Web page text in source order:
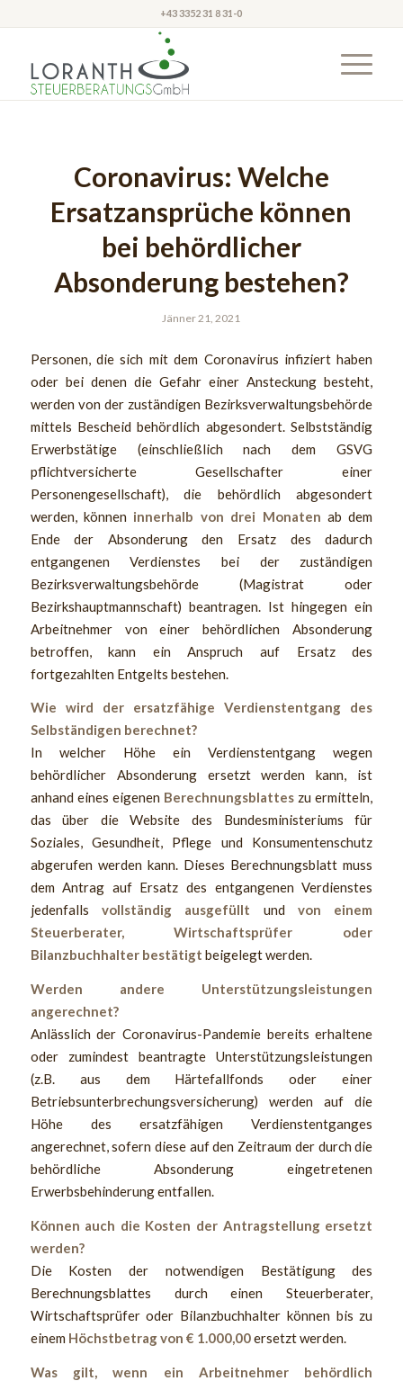
+43 3352 31 8 31-0
Coronavirus: Welche
Ersatzansprüche können
bei behördlicher
Absonderung bestehen?
Jänner 21, 2021
Personen, die sich mit dem Coronavirus infiziert haben
oder bei denen die Gefahr einer Ansteckung besteht,
werden von der zuständigen Bezirksverwaltungsbehörde
mittels Bescheid behördlich abgesondert. Selbstständig
Erwerbstätige (einschließlich nach dem GSVG
pflichtversicherte Gesellschafter einer
Personengesellschaft), die behördlich abgesondert
werden, können innerhalb von drei Monaten ab dem
Ende der Absonderung den Ersatz des dadurch
entgangenen Verdienstes bei der zuständigen
Bezirksverwaltungsbehörde (Magistrat oder
Bezirkshauptmannschaft) beantragen. Ist hingegen ein
Arbeitnehmer von einer behördlichen Absonderung
betroffen, kann ein Anspruch auf Ersatz des
fortgezahlten Entgelts bestehen.
Wie wird der ersatzfähige Verdienstentgang des
Selbständigen berechnet?
In welcher Höhe ein Verdienstentgang wegen
behördlicher Absonderung ersetzt werden kann, ist
anhand eines eigenen Berechnungsblattes zu ermitteln,
das über die Website des Bundesministeriums für
Soziales, Gesundheit, Pflege und Konsumentenschutz
abgerufen werden kann. Dieses Berechnungsblatt muss
dem Antrag auf Ersatz des entgangenen Verdienstes
jedenfalls vollständig ausgefüllt undvon einem
Steuerberater, Wirtschaftsprüfer oder
Bilanzbuchhalter bestätigt beigelegt werden.
Werden andere Unterstützungsleistungen
angerechnet?
Anlässlich der Coronavirus-Pandemie bereits erhaltene
oder zumindest beantragte Unterstützungsleistungen
(z.B. aus dem Härtefallfonds oder einer
Betriebsunterbrechungsversicherung) werden auf die
Höhe des ersatzfähigen Verdienstentganges
angerechnet, sofern diese auf den Zeitraum der durch die
behördliche Absonderung eingetretenen
Erwerbsbehinderung entfallen.
Können auch die Kosten der Antragstellung ersetzt
werden?
Die Kosten der notwendigen Bestätigung des
Berechnungsblattes durch einen Steuerberater,
Wirtschaftsprüfer oder Bilanzbuchhalter können bis zu
einem Höchstbetrag von € 1.000,00ersetzt werden.
Was gilt, wenn ein Arbeitnehmer behördlich